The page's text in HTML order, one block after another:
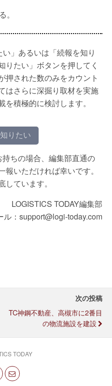
」あるいは「続報を知り
りたい」ボタンを押してく
押された数のみをカウント
はさらに深掘り取材を実施
積極的に検討します。
りたい
ちの場合、編集部直通の
いただければ幸いです。
ています。
LOGISTICS TODAY編集部
ル：support@logi-today.com
次の投稿
TC神鋼不動産、高槻市に2番目
の物流施設を建設
TODAY